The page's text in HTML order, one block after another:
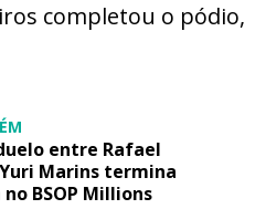
completou o pódio,
entre Rafael
Marins termina
BSOP Millions